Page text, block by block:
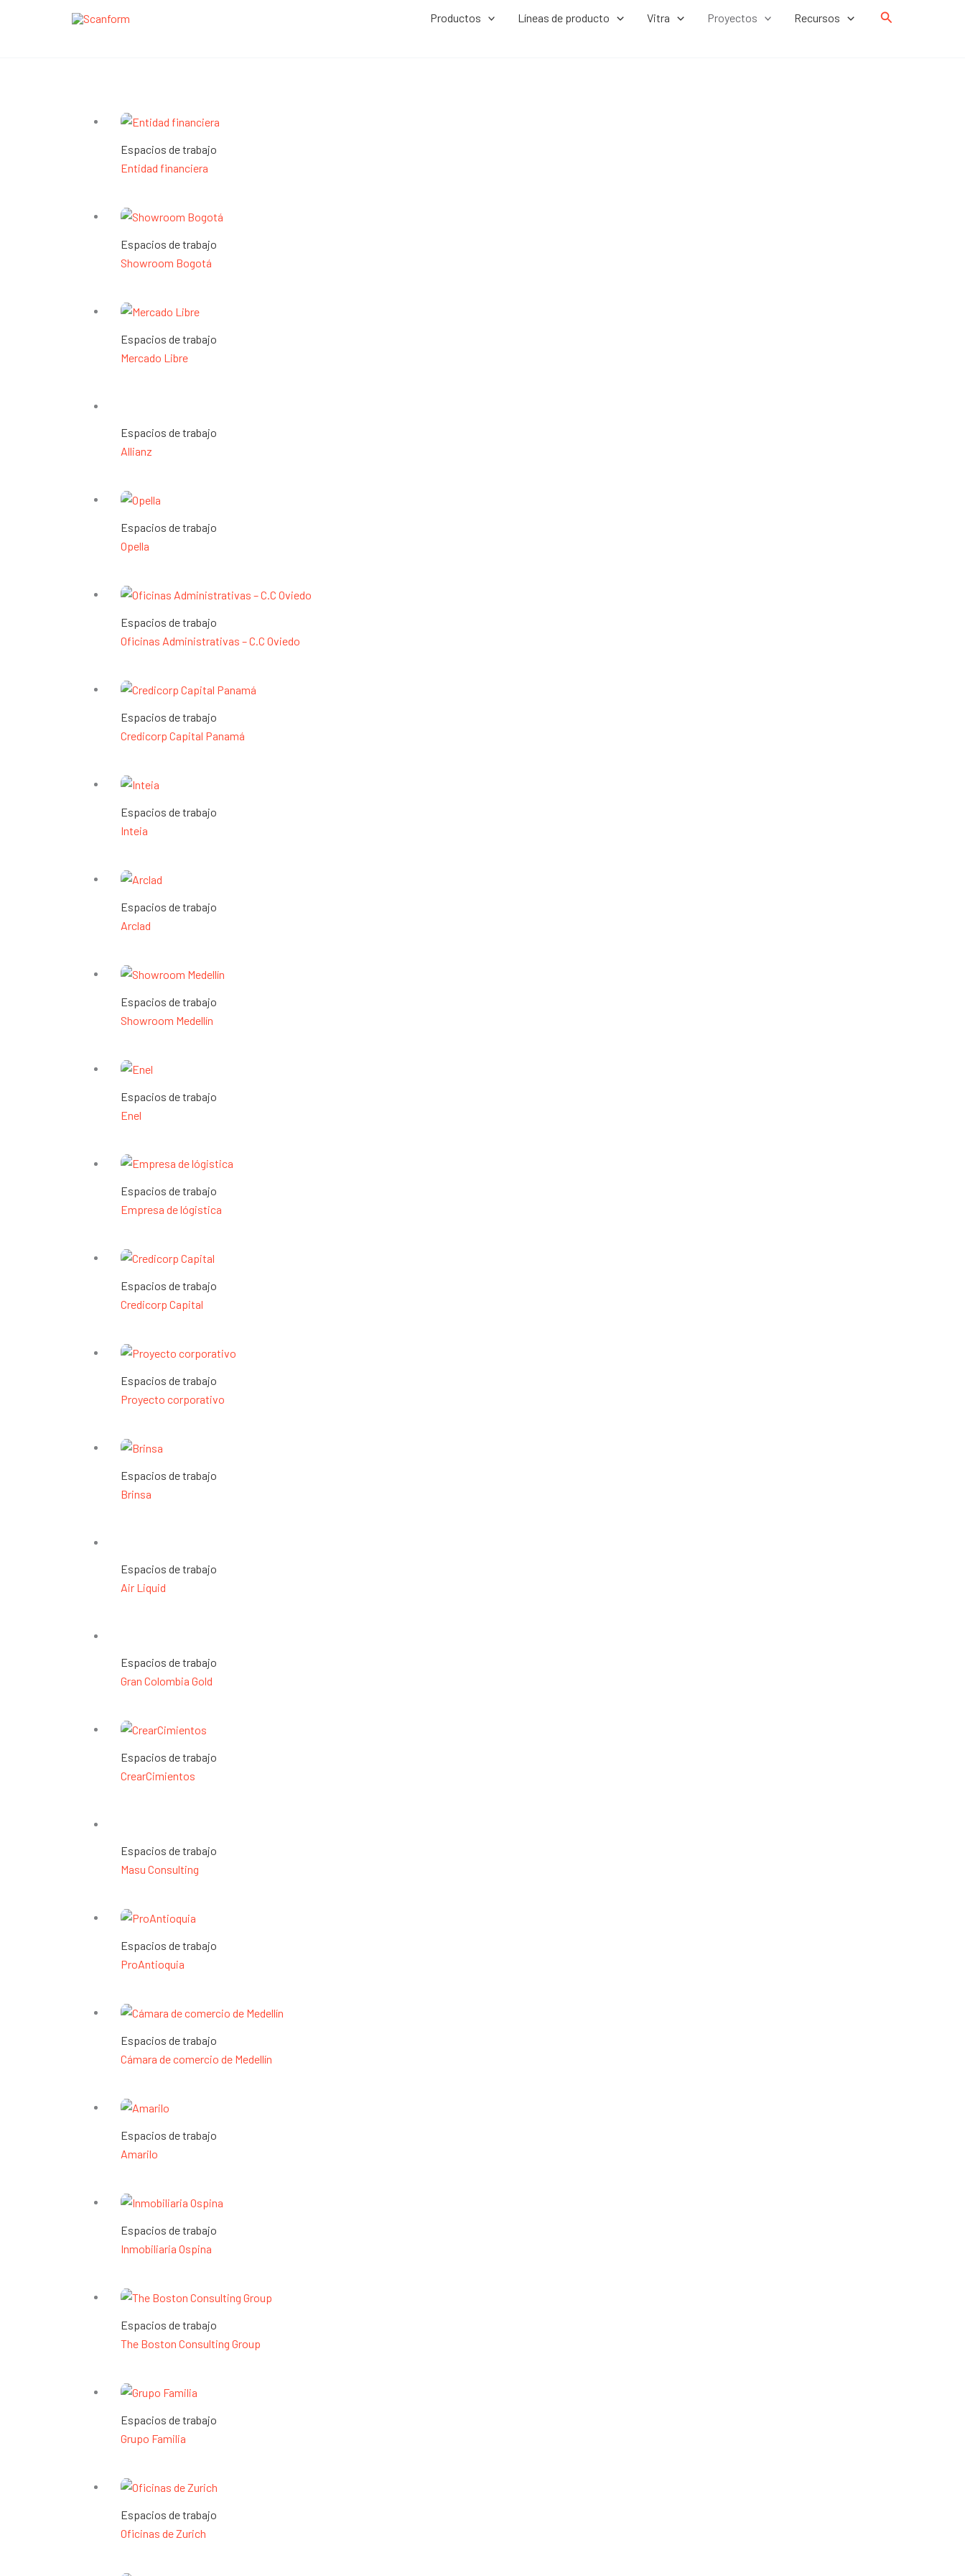
Productos Líneas de producto Vitra Proyectos Recursos Buscar
Espacios de trabajo
Entidad financiera
Espacios de trabajo
Showroom Bogotá
Espacios de trabajo
Mercado Libre
Espacios de trabajo
Allianz
Espacios de trabajo
Opella
Espacios de trabajo
Oficinas Administrativas – C.C Oviedo
Espacios de trabajo
Credicorp Capital Panamá
Espacios de trabajo
Inteia
Espacios de trabajo
Arclad
Espacios de trabajo
Showroom Medellín
Espacios de trabajo
Enel
Espacios de trabajo
Empresa de lógistica
Espacios de trabajo
Credicorp Capital
Espacios de trabajo
Proyecto corporativo
Espacios de trabajo
Brinsa
Espacios de trabajo
Air Liquid
Espacios de trabajo
Gran Colombia Gold
Espacios de trabajo
CrearCimientos
Espacios de trabajo
Masu Consulting
Espacios de trabajo
ProAntioquia
Espacios de trabajo
Cámara de comercio de Medellín
Espacios de trabajo
Amarilo
Espacios de trabajo
Inmobiliaria Ospina
Espacios de trabajo
The Boston Consulting Group
Espacios de trabajo
Grupo Familia
Espacios de trabajo
Oficinas de Zurich